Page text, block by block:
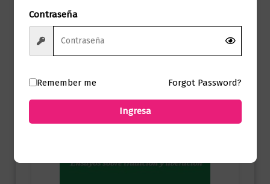
Contraseña
Remember me Forgot Password?
Ingresa